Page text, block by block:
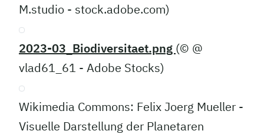
M.studio - stock.adobe.com)
2023-03_Biodiversitaet.png (© @
vlad61_61 - Adobe Stocks)
Wikimedia Commons: Felix Joerg Mueller -
Visuelle Darstellung der Planetaren